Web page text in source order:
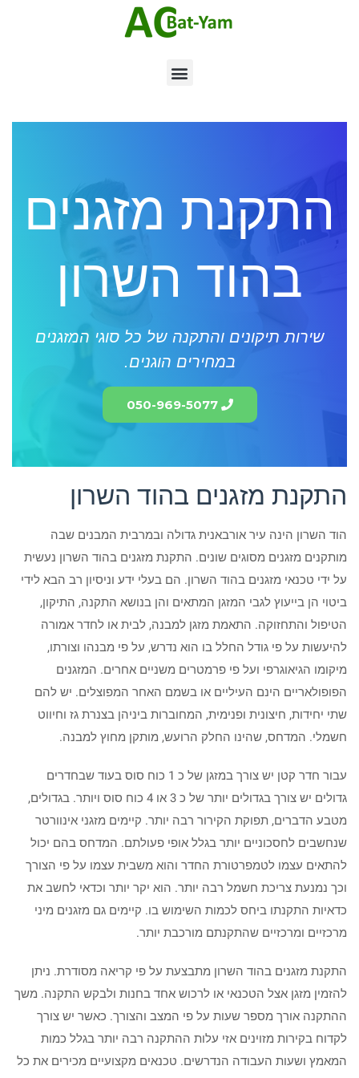
התקנת מזגנים
בהוד השרון
שירות תיקונים והתקנה של כל סוגי המזגנים
במחירים הוגנים.
050-969-5077
התקנת מזגנים בהוד השרון
הוד השרון הינה עיר אורבאנית גדולה ובמרבית המבנים שבה
מותקנים מזגנים מסוגים שונים. התקנת מזגנים בהוד השרון נעשית
על ידי טכנאי מזגנים בהוד השרון. הם בעלי ידע וניסיון רב הבא לידי
ביטוי הן בייעוץ לגבי המזגן המתאים והן בנושא התקנה, התיקון,
הטיפול והתחזוקה. התאמת מזגן למבנה, לבית או לחדר אמורה
להיעשות על פי גודל החלל בו הוא נדרש, על פי מבנהו וצורתו,
מיקומו הגיאוגרפי ועל פי פרמטרים משניים אחרים. המזגנים
הפופולאריים הינם העיליים או בשמם האחר המפוצלים. יש להם
שתי יחידות, חיצונית ופנימית, המחוברות ביניהן בצנרת גז וחיווט
חשמלי. המדחס, שהינו החלק הרועש, מותקן מחוץ למבנה.
עבור חדר קטן יש צורך במזגן של כ 1 כוח סוס בעוד שבחדרים
גדולים יש צורך בגדולים יותר של כ 3 או 4 כוח סוס ויותר. בגדולים,
מטבע הדברים, תפוקת הקירור רבה יותר. קיימים מזגני אינוורטר
שנחשבים לחסכוניים יותר בגלל אופי פעולתם. המדחס בהם יכול
להתאים עצמו לטמפרטורת החדר והוא משבית עצמו על פי הצורך
וכך נמנעת צריכת חשמל רבה יותר. הוא יקר יותר וכדאי לחשב את
כדאיות התקנתו ביחס לכמות השימוש בו. קיימים גם מזגנים מיני
מרכזיים ומרכזיים שהתקנתם מורכבת יותר.
התקנת מזגנים בהוד השרון מתבצעת על פי קריאה מסודרת. ניתן
להזמין מזגן אצל הטכנאי או לרכוש אחד בחנות ולבקש התקנה. משך
ההתקנה אורך מספר שעות על פי המצב והצורך. כאשר יש צורך
לקדוח בקירות מזוינים אזי עלות ההתקנה רבה יותר בגלל כמות
המאמץ ושעות העבודה הנדרשים. טכנאים מקצועיים מכירים את כל